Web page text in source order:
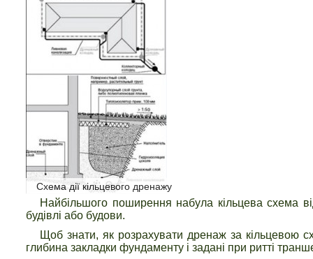
Схема дії кільцевого дренажу
Найбільшого поширення набула кільцева схема
будівлі або будови.
Щоб знати, як розрахувати дренаж за кільцевою
глибина закладки фундаменту і задані при ритті